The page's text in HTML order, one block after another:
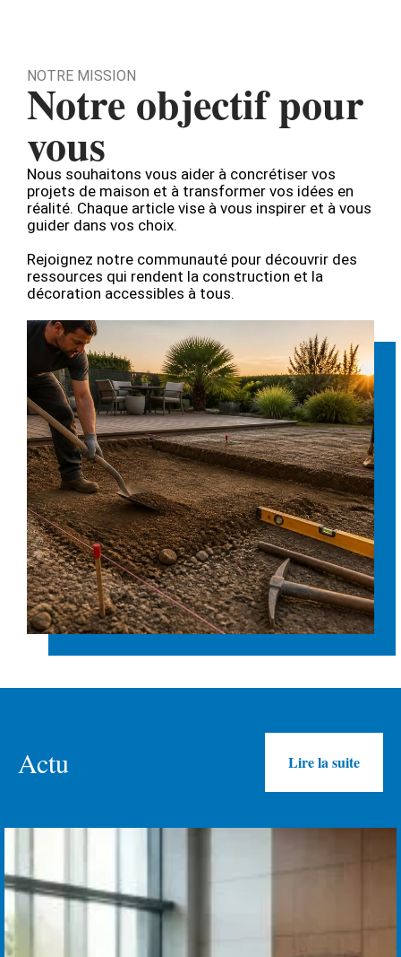
NOTRE MISSION
Notre objectif pour
vous
Nous souhaitons vous aider à concrétiser vos
projets de maison et à transformer vos idées en
réalité. Chaque article vise à vous inspirer et à vous
guider dans vos choix.
Rejoignez notre communauté pour découvrir des
ressources qui rendent la construction et la
décoration accessibles à tous.
Actu Lire la suite